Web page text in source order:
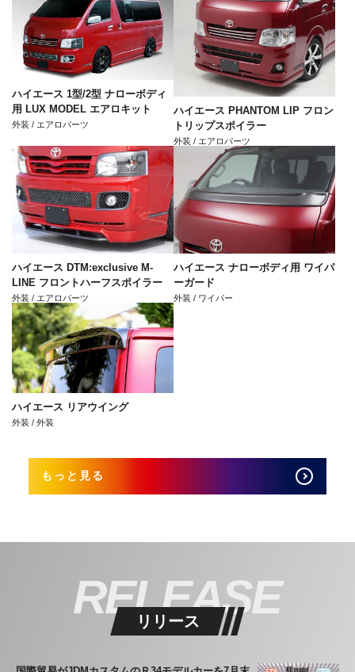
ハイエース 1型/2型 ナローボディ
用 LUX MODEL エアロキット
外装 / エアロパーツ
ハイエース PHANTOM LIP フロン
トリップスポイラー
外装 / エアロパーツ
ハイエース DTM:exclusive M-
LINE フロントハーフスポイラー
外装 / エアロパーツ
ハイエース ナローボディ用 ワイパ
ーガード
外装 / ワイパー
ハイエース リアウイング
外装 / 外装
もっと見る
RELEASE
リリース